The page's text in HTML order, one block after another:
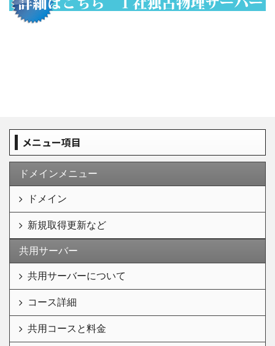
メニュー項目
ドメインメニュー
ドメイン
新規取得更新など
共用サーバー
共用サーバーについて
コース詳細
共用コースと料金